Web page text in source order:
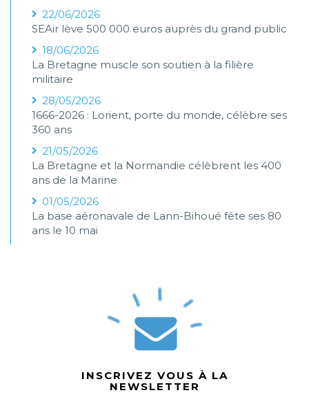
22/06/2026
SEAir lève 500 000 euros auprès du grand public
18/06/2026
La Bretagne muscle son soutien à la filière
militaire
28/05/2026
1666-2026 : Lorient, porte du monde, célèbre ses
360 ans
21/05/2026
La Bretagne et la Normandie célèbrent les 400
ans de la Marine
01/05/2026
La base aéronavale de Lann-Bihoué fête ses 80
ans le 10 mai
INSCRIVEZ VOUS À LA
NEWSLETTER